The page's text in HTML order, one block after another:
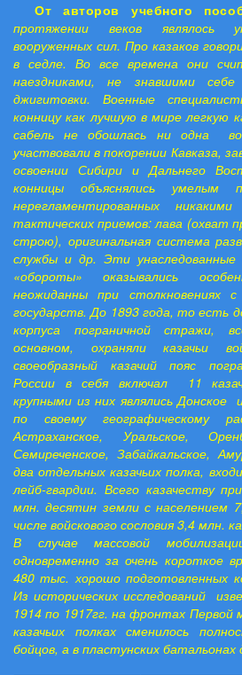
От авторов учебного
протяжении веков являлось
вооруженных сил. Про казаков
в седле. Во все времена они
наездниками, не знавшими
джигитовки. Военные
конницу как лучшую в мире легкую
сабель не обошлась ни одна
участвовали в покорении Кавказа,
освоении Сибири и Дальнего
конницы объяснялись умелым
нерегламентированных
тактических приемов: лава (охват
строю), оригинальная система
службы и др. Эти унаследованные
«обороты» оказывались
неожиданны при столкновениях с
государств. До 1893 года, то есть
корпуса пограничной стражи,
основном, охраняли казачьи
своеобразный казачий пояс
России в себя включал 11
крупными из них являлись Донское
по своему географическому
Астраханское, Уральское,
Семиреченское, Забайкальское,
два отдельных казачьих полка,
лейб-гвардии. Всего казачеству
млн. десятин земли с населением
числе войскового сословия 3,4 млн.
В случае массовой
одновременно за очень короткое
480 тыс. хорошо подготовленных
Из исторических исследований
1914 по 1917гг. на фронтах Первой
казачьих полках сменилось
бойцов, а в пластунских